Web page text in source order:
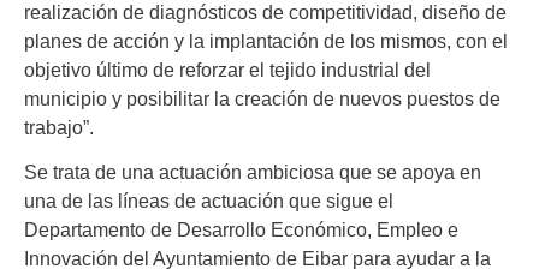
realización de diagnósticos de competitividad, diseño de
planes de acción y la implantación de los mismos, con el
objetivo último de reforzar el tejido industrial del
municipio y posibilitar la creación de nuevos puestos de
trabajo”.
Se trata de una actuación ambiciosa que se apoya en
una de las líneas de actuación que sigue el
Departamento de Desarrollo Económico, Empleo e
Innovación del Ayuntamiento de Eibar para ayudar a la